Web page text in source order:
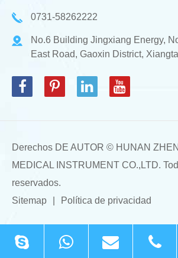
0731-58262222
No.6 Building Jingxiang Energy,
East Road, Gaoxin District,
Derechos DE AUTOR © HUNAN
MEDICAL INSTRUMENT CO.,LTD.
reservados.
Sitemap
Política de privacidad